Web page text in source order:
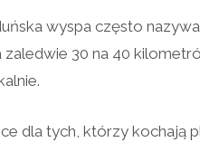
wyspa często
30 na 40
dla tych, którzy kochają